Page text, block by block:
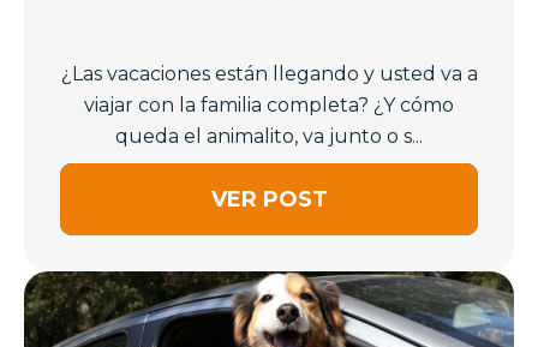
¿Las vacaciones están llegando y usted va a
viajar con la familia completa? ¿Y cómo
queda el animalito, va junto o s...
VER POST